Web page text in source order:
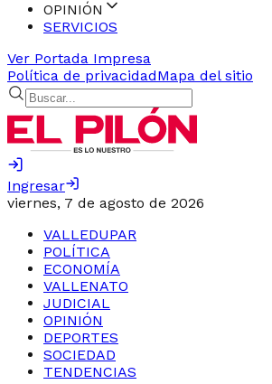
OPINIÓN
SERVICIOS
Ver Portada Impresa
Política de privacidadMapa del sitio
Ingresar
viernes, 7 de agosto de 2026
VALLEDUPAR
POLÍTICA
ECONOMÍA
VALLENATO
JUDICIAL
OPINIÓN
DEPORTES
SOCIEDAD
TENDENCIAS